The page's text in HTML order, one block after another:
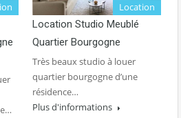
Location
Location Studio Meublé
Quartier Bourgogne
Très beaux studio à louer
quartier bourgogne d’une
résidence…
Plus d'informations